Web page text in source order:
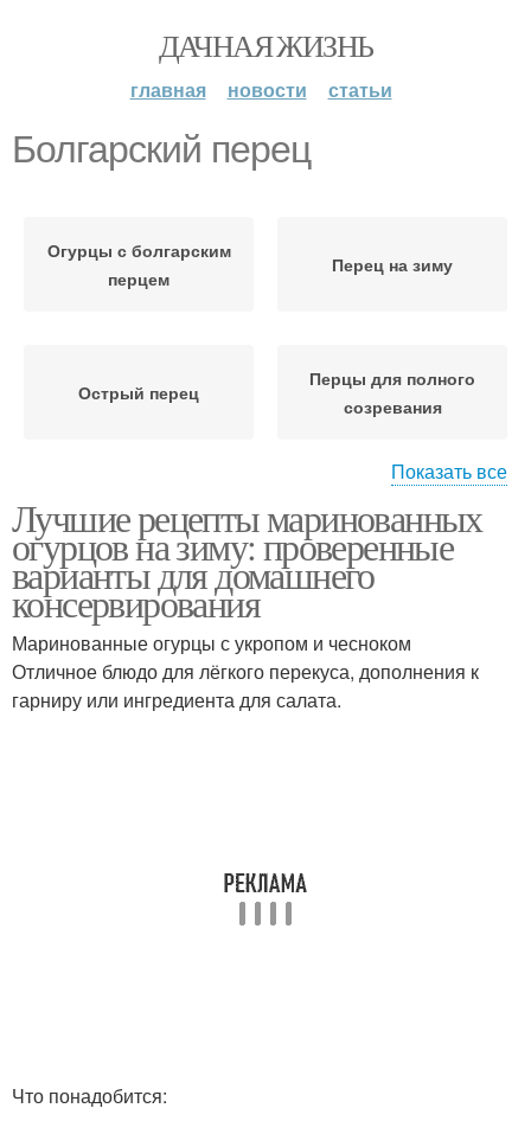
ДАЧНАЯ ЖИЗНЬ
главная новости статьи
Болгарский перец
Огурцы с болгарским
перцем
Перец на зиму
Острый перец
Перцы для полного
созревания
Перец в теплице Перцы во время
Перцы на кусту Перцы в теплице
Показать все
Лучшие рецепты маринованных
огурцов на зиму: проверенные
варианты для домашнего
консервирования
Маринованные огурцы с укропом и чесноком
Отличное блюдо для лёгкого перекуса, дополнения к
гарниру или ингредиента для салата.
Что понадобится: